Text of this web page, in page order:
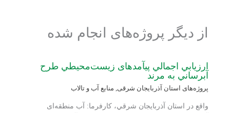
از دیگر پروژه‌های انجام شده
ارزيابي اجمالي پی‏آمدهای زيست‌محيطي طرح
آبرساني به مرند
پروژه‌های استان آذربایجان شرقی, منابع آب و تالاب
واقع در استان آذربايجان شرقي، کارفرما: آب منطقه‌ای